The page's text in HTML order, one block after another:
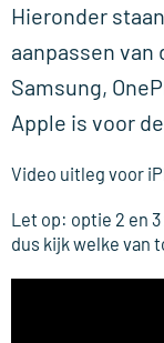
Hieronder
aanpassen
Samsung,
Apple is voor
Video uitleg voor
Let op: optie 2 en
dus kijk welke van